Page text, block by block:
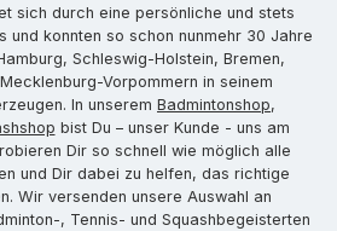
sich durch eine persönliche und stets
und konnten so schon nunmehr 30 Jahre
Schleswig-Holstein, Bremen,
Vorpommern in seinem
In unserem Badmintonshop,
bist Du – unser Kunde - uns am
Dir so schnell wie möglich alle
und Dir dabei zu helfen, das richtige
Wir versenden unsere Auswahl an
, Tennis- und Squashbegeisterten